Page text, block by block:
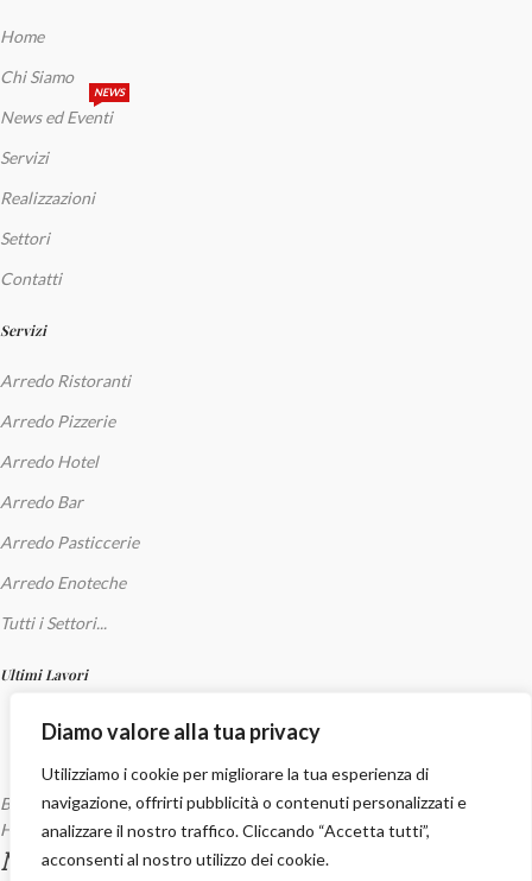
Diamo valore alla tua privacy
Utilizziamo i cookie per migliorare la tua esperienza di
navigazione, offrirti pubblicità o contenuti personalizzati e
analizzare il nostro traffico. Cliccando “Accetta tutti”,
acconsenti al nostro utilizzo dei cookie.
Home
Chi Siamo
News ed Eventi
NEWS
Servizi
Realizzazioni
Settori
Contatti
Servizi
Arredo Ristoranti
Arredo Pizzerie
Arredo Hotel
Arredo Bar
Arredo Pasticcerie
Arredo Enoteche
Tutti i Settori...
Ultimi Lavori
Bar
Hotel
Nopturna Capo d’Orlando